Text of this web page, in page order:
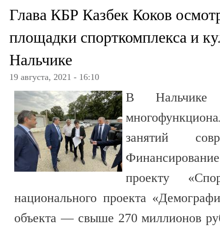
Глава КБР Казбек Коков
площадки спорткомплекса и
Нальчике
19 августа, 2021 - 16:10
В Нальчике
занятий
проекту
национального проекта
объекта — свыше 270 миллионов